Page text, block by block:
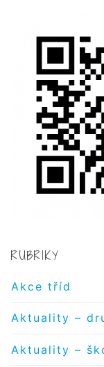
RUBRIKY
Akce tříd
Aktuality –
Aktuality –